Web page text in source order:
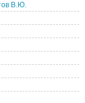
В.Ю.